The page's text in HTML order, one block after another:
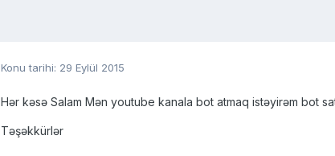
Konu tarihi: 29 Eylül 2015
Hər kəsə Salam Mən youtube kanala bot atmaq istəyirəm bot
Təşəkkürlər